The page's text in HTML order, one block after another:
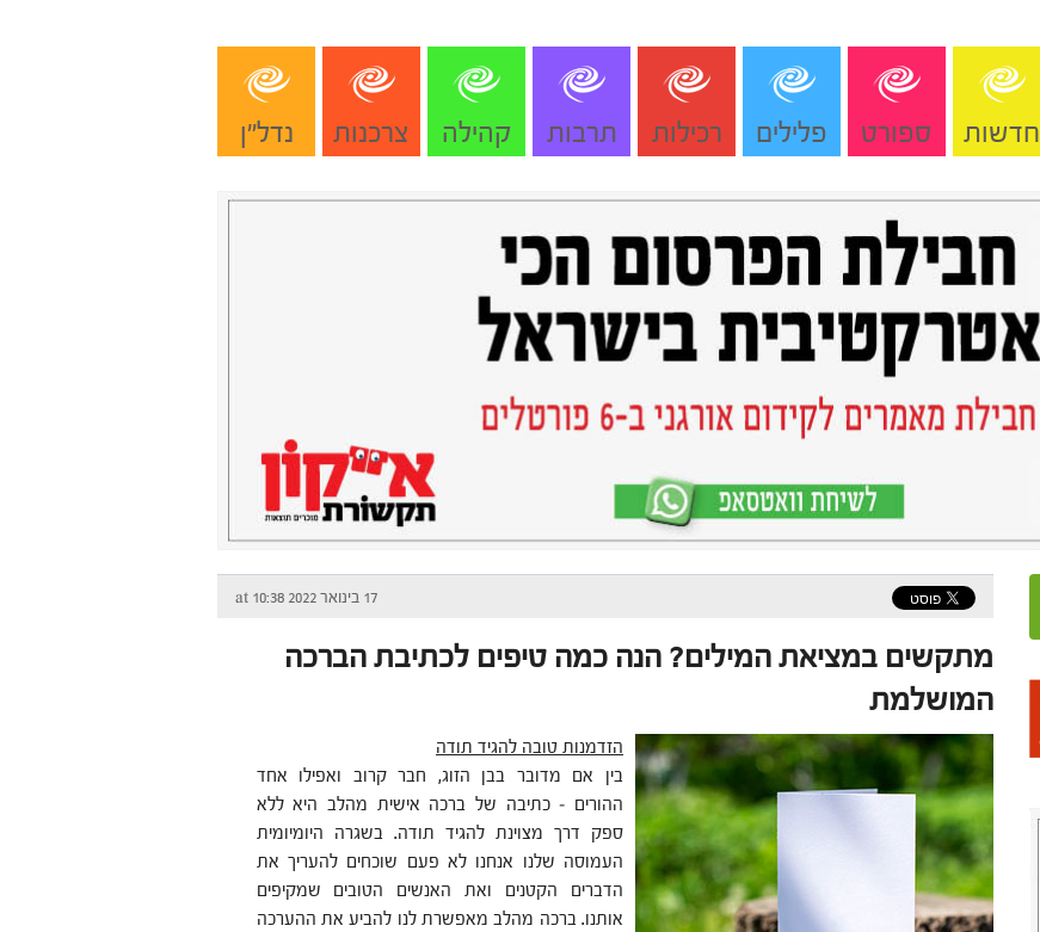
חדשות ספורט פלילים רכילות תרבות קהילה צרכנות נדל"ן
17 בינואר 2022 at 10:38
מתקשים במציאת המילים? הנה כמה טיפים לכתיבת הברכה
המושלמת
הזדמנות טובה להגיד תודה
בין אם מדובר בבן הזוג, חבר קרוב ואפילו אחד
ההורים – כתיבה של ברכה אישית מהלב היא ללא
ספק דרך מצוינת להגיד תודה. בשגרה היומיומית
העמוסה שלנו אנחנו לא פעם שוכחים להעריך את
הדברים הקטנים ואת האנשים הטובים שמקיפים
אותנו. ברכה מהלב מאפשרת לנו להביע את ההערכה